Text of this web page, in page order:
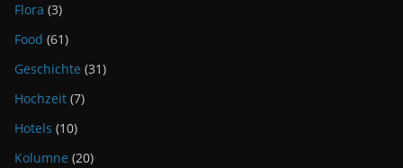
Flora (3)
Food (61)
Geschichte (31)
Hochzeit (7)
Hotels (10)
Kolumne (20)